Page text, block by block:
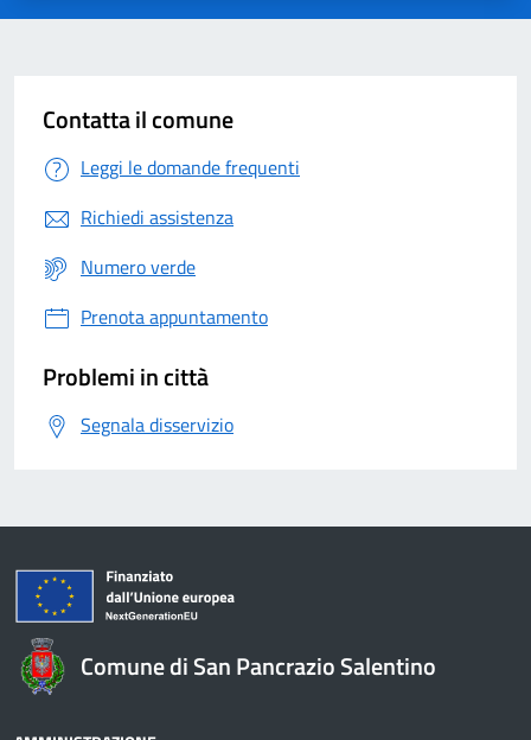
Contatta il comune
Leggi le domande frequenti
Richiedi assistenza
Numero verde
Prenota appuntamento
Problemi in città
Segnala disservizio
Comune di San Pancrazio Salentino